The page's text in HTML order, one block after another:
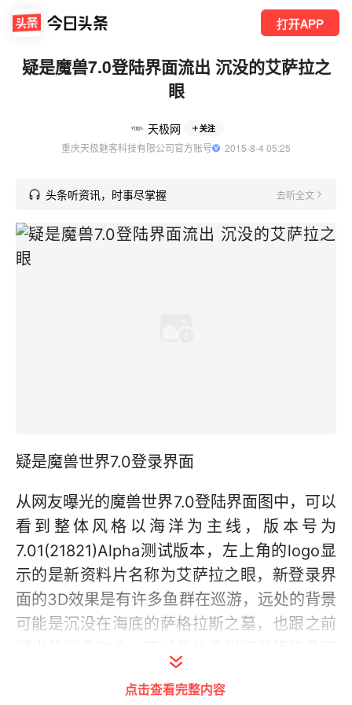
打开APP
疑是魔兽7.0登陆界面流出 沉没的艾萨拉之
眼
天极网 关注
重庆天极魅客科技有限公司官方账号
  2015-8-4 05:25
头条听资讯，时事尽掌握 去听全文
疑是魔兽世界7.0登录界面
从网友曝光的魔兽世界7.0登陆界面图中，可以
看到整体风格以海洋为主线，版本号为
7.01(21821)Alpha测试版本，左上角的logo显
示的是新资料片名称为艾萨拉之眼，新登录界
面的3D效果是有许多鱼群在巡游，远处的背景
可能是沉没在海底的萨格拉斯之墓，也跟之前
之后的科隆游戏展来验证。
点击查看完整内容